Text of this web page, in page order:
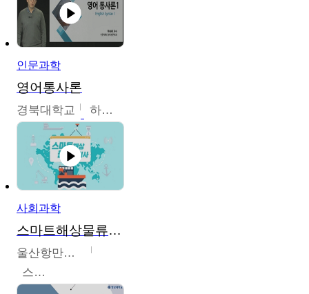
인문과학
영어통사론
경북대학교 하승완
사회과학
스마트해상물류관리사 교육과정2
울산항만공사
스마트해상물류관리사 교육위원회